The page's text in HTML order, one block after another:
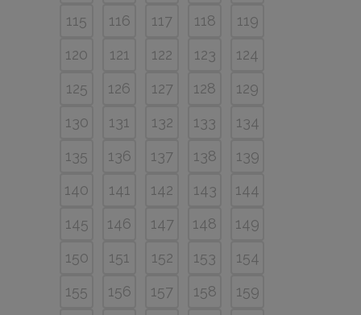
115
116 117 118
119
120
121 122 123
124
125
126 127 128
129
130
131 132 133
134
135
136 137 138
139
140
141 142 143
144
145
146 147 148
149
150
151 152 153
154
155
156 157 158
159